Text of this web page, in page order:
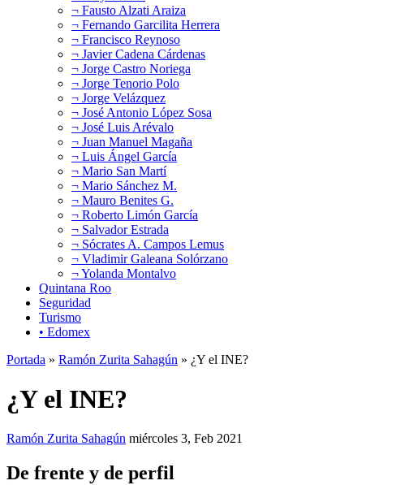
¬ Fausto Alzati Araiza
¬ Fernando Garcilita Herrera
¬ Francisco Reynoso
¬ Javier Cadena Cárdenas
¬ Jorge Castro Noriega
¬ Jorge Tenorio Polo
¬ Jorge Velázquez
¬ José Antonio López Sosa
¬ José Luis Arévalo
¬ Juan Manuel Magaña
¬ Luis Ángel García
¬ Mario San Martí
¬ Mario Sánchez M.
¬ Mauro Benites G.
¬ Roberto Limón García
¬ Salvador Estrada
¬ Sócrates A. Campos Lemus
¬ Vladimir Galeana Solórzano
¬ Yolanda Montalvo
Quintana Roo
Seguridad
Turismo
• Edomex
Portada » Ramón Zurita Sahagún » ¿Y el INE?
¿Y el INE?
Ramón Zurita Sahagún miércoles 3, Feb 2021
De frente y de perfil